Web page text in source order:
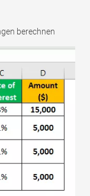
berechnen